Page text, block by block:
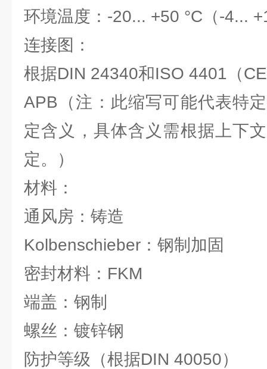
环境温度：-20... +50 °C（-4...
连接图：
根据DIN 24340和ISO 4401（
APB（注：此缩写可能代表特
定含义，具体含义需根据上下
定。）
材料：
通风房：铸造
Kolbenschieber：钢制加固
密封材料：FKM
端盖：钢制
螺丝：镀锌钢
防护等级（根据DIN 40050）